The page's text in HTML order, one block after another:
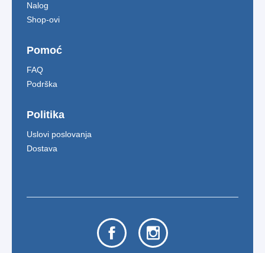
Nalog
Shop-ovi
Pomoć
FAQ
Podrška
Politika
Uslovi poslovanja
Dostava